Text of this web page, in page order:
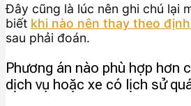
Đây cũng là lúc nên ghi chú lại
biết khi nào nên thay theo
sau phải đoán.
Phương án nào phù hợp hơn
dịch vụ hoặc xe có lịch sử